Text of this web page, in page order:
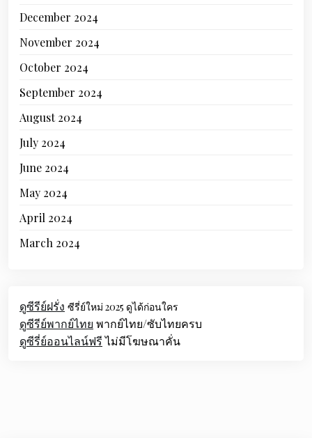
December 2024
November 2024
October 2024
September 2024
August 2024
July 2024
June 2024
May 2024
April 2024
March 2024
ดูซีรีย์ฝรั่ง ซีรี่ย์ใหม่ 2025 ดูได้ก่อนใคร
ดูซีรีย์พากย์ไทย พากย์ไทย/ซับไทยครบ
ดูซีรี่ย์ออนไลน์ฟรีไม่มีโฆษณาคั่น